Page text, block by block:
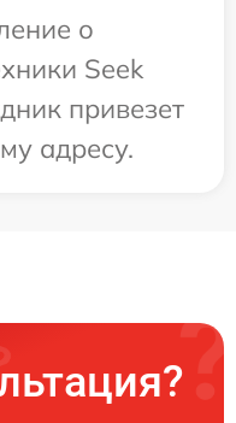
о
Seek
привезет
адресу.